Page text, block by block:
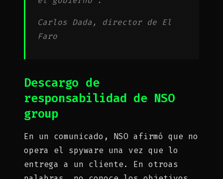
Carlos Dada, director de El
Faro
Descargo de
responsabilidad de NSO
group
En un comunicado, NSO afirmó que no
opera el spyware una vez que lo
entrega a un cliente. En otroas